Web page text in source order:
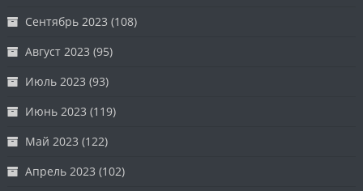
Сентябрь 2023 (108)
Август 2023 (95)
Июль 2023 (93)
Июнь 2023 (119)
Май 2023 (122)
Апрель 2023 (102)